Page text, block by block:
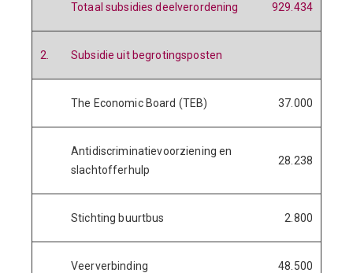
Totaal subsidies deelverordening 929.434
2. Subsidie uit begrotingsposten
The Economic Board (TEB) 37.000
Antidiscriminatievoorziening en
slachtofferhulp
28.238
Stichting buurtbus 2.800
Veerverbinding 48.500